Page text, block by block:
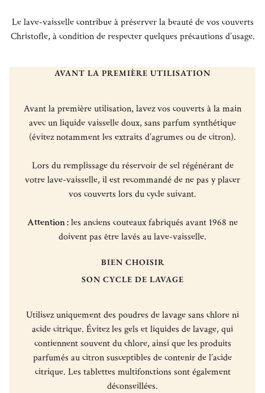
Le lave-vaisselle contribue à préserver la beauté de vos couverts
Christofle, à condition de respecter quelques précautions d’usage.
AVANT LA PREMIÈRE UTILISATION
Avant la première utilisation, lavez vos couverts à la main
avec un liquide vaisselle doux, sans parfum synthétique
(évitez notamment les extraits d’agrumes ou de citron).
Lors du remplissage du réservoir de sel régénérant de
votre lave-vaisselle, il est recommandé de ne pas y placer
vos couverts lors du cycle suivant.
Attention :les anciens couteaux fabriqués avant 1968 ne
doivent pas être lavés au lave-vaisselle.
BIEN CHOISIR
SON CYCLE DE LAVAGE
Utilisez uniquement des poudres de lavage sans chlore ni
acide citrique. Évitez les gels et liquides de lavage, qui
contiennent souvent du chlore, ainsi que les produits
parfumés au citron susceptibles de contenir de l’acide
citrique. Les tablettes multifonctions sont également
déconseillées.